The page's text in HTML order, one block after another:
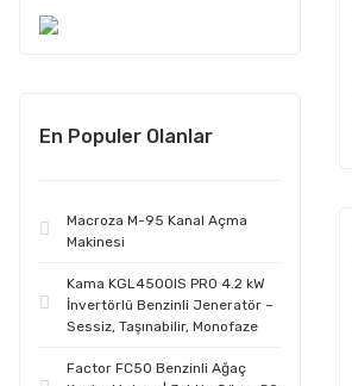
En Populer Olanlar
Macroza M-95 Kanal Açma
Makinesi
Kama KGL4500IS PRO 4.2 kW
İnvertörlü Benzinli Jeneratör –
Sessiz, Taşınabilir, Monofaze
Factor FC50 Benzinli Ağaç